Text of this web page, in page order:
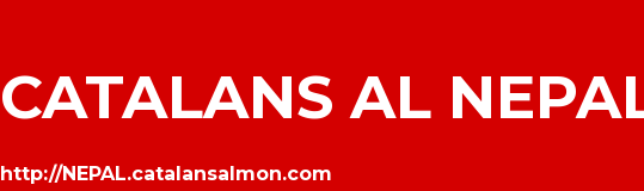
CATALANS AL
http://NEPAL.catalansalmon.com